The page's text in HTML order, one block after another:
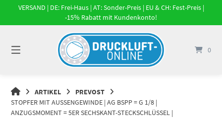
Springe
Inhalt
VERSAND | DE: Frei-Haus | AT: Sonder-Preis | EU & CH: Fest-Preis |
-15% Rabatt mit Kundenkonto!
0
DRUCKLUFT-
ONLINE
|
ARTIKEL
PREVOST
STOPFER MIT AUSSENGEWINDE | AG BSPP = G 1/8 |
ANZUGSMOMENT = 5ER SECHSKANT-STECKSCHLÜSSEL |